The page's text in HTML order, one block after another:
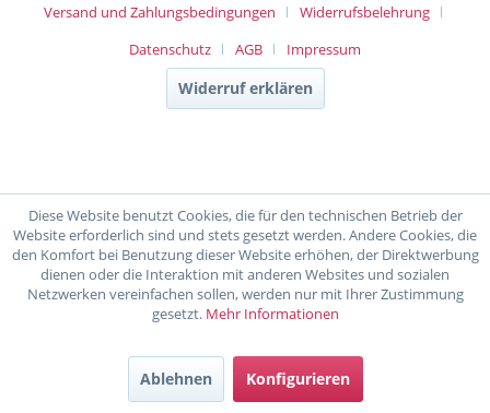
Versand und Zahlungsbedingungen
Widerrufsbelehrung
Datenschutz
AGB Impressum
Widerruf erklären
Diese Website benutzt Cookies, die für den technischen Betrieb der
Website erforderlich sind und stets gesetzt werden. Andere Cookies, die
den Komfort bei Benutzung dieser Website erhöhen, der Direktwerbung
dienen oder die Interaktion mit anderen Websites und sozialen
Netzwerken vereinfachen sollen, werden nur mit Ihrer Zustimmung
gesetzt. Mehr Informationen
Ablehnen Konfigurieren